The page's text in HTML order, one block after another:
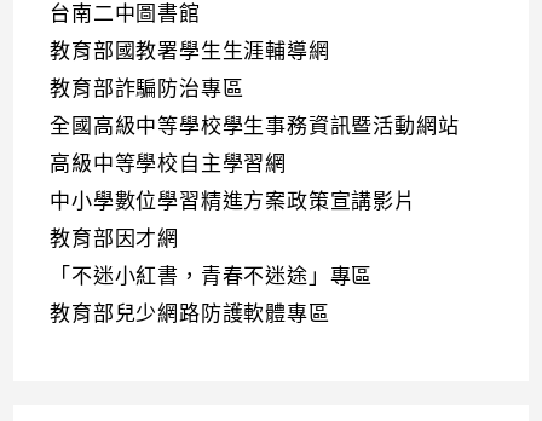
台南二中圖書館
教育部國教署學生生涯輔導網
教育部詐騙防治專區
全國高級中等學校學生事務資訊暨活動網站
高級中等學校自主學習網
中小學數位學習精進方案政策宣講影片
教育部因才網
「不迷小紅書，青春不迷途」專區
教育部兒少網路防護軟體專區